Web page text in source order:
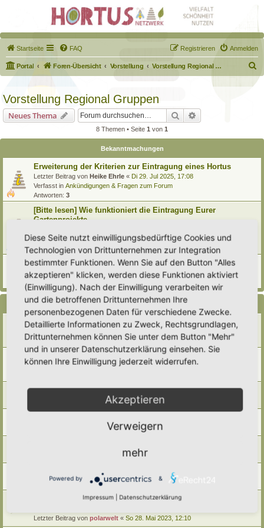
Startseite FAQ Anmelden
Registrieren
Portal Foren-Übersicht Vorstellung Vorstellung Regional Gruppen
u
Vorstellung Regional Gruppen
Neues Thema Suche
8 Themen • Seite 1 von 1
Bekanntmachungen
Erweiterung der Kriterien zur Eintragung eines Hortus
Letzter Beitrag von Heike Ehrle « Di 29. Jul 2025, 17:08
Verfasst in Ankündigungen & Fragen zum Forum
Antworten: 3
[Bitte lesen] Wie funktioniert die Eintragung Eurer
Gartenprojekte
Verfasst inEingetragener Hortus - Mein Hortus und ich!
Antworten:1
Vorstellung Regionale Gruppen
Letzter Beitrag vonSteffi «So 28. Mai 2023, 19:52
Antworten:
Themen
Hortus-Netzwerk Hoher Norden
Letzter Beitrag von GrizzlyimGarten
Di 12. Mai 2026, 21:15
Antworten:6
Hortus-Netzwerk-Region Unterfranken
Letzter Beitrag vonGartenfreund« So 15. Jun 2025, 05:54
Hortus Netzwerk Treffen in Lenzen an der Elbe
CoAn«Do 25. Jul 2024, 13:39
polarwelt«So 28. Mai 2023, 12:22
«So 28. Mai 2023, 12:19
Hortus-Netzwerk-Freunde Berlin-Brandenburg
Letzter Beitrag von polarwelt«So 28. Mai 2023, 12:12
Hortus-Netzwerk Raum Augsburg/ Ulm / Nordschwaben in
Letzter Beitrag von polarwelt « So 28. Mai 2023, 12:10
Diese Seite nutzt einwilligungsbedürftige Cookies und
Technologien von Drittunternehmen zur Integration
bestimmter Funktionen. Wenn Sie auf den Button "Alles
akzeptieren" klicken, werden diese Funktionen aktiviert
(Einwilligung). Nach der Einwilligung verarbeiten wir
und die betroffenen Drittunternehmen Ihre
personenbezogenen Daten für verschiedene Zwecke.
Detaillierte Informationen zu Zweck, Rechtsgrundlagen,
Drittunternehmen können Sie unter dem Button "Mehr"
und in unserer Datenschutzerklärung einsehen. Sie
können Ihre Einwilligung jederzeit widerrufen.
Akzeptieren
Verweigern
mehr
Powered by &
Impressum Datenschutzerklärung